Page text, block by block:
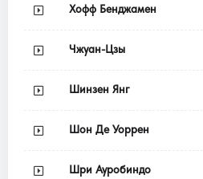
Хофф Бенджамен
Чжуан-Цзы
Шинзен Янг
Шон Де Уоррен
Шри Ауробиндо